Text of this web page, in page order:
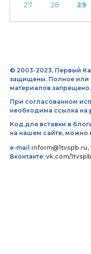
27
28 29
© 2003-2023, Первый
защищены. Полное или
материалов запрещено.
При согласованном
необходима ссылка на
Код для вставки в
на нашем сайте, можно
e-mail inform@1tvspb.ru,
Вконтакте: vk.com/1tvspb